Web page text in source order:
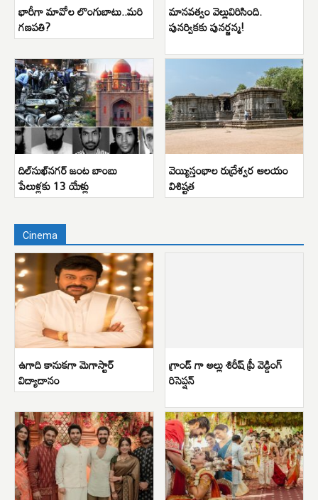
భారీగా మావోల లొంగుబాటు..మరి
గణపతి?
మానవత్వం వెల్లువిరిసింది.
పునర్వికకు పునర్జన్మ!
దిల్‌సుఖ్‌నగర్ జంట బాంబు
పేలుళ్లకు 13 యేళ్లు
వెయ్యిస్తంభాల రుద్రేశ్వర ఆలయం
విశిష్టత
Cinema
ఉగాది కానుకగా మెగాస్టార్
విద్యాదానం
గ్రాండ్ గా అల్లు శిరీష్ ప్రీ వెడ్డింగ్
రిసెప్షన్